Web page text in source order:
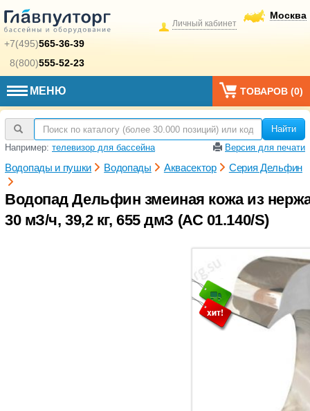
+7(495)565-36-39
8(800)555-52-23
Москва
Личный кабинет
МЕНЮ ТОВАРОВ (0)
Найти
Например: телевизор для бассейна Версия для печати
Водопады и пушки Водопады Аквасектор Серия Дельфин
Водопад Дельфин змеиная кожа из
30 мЗ/ч, 39,2 кг, 655 дмЗ (АС 01.140/S)